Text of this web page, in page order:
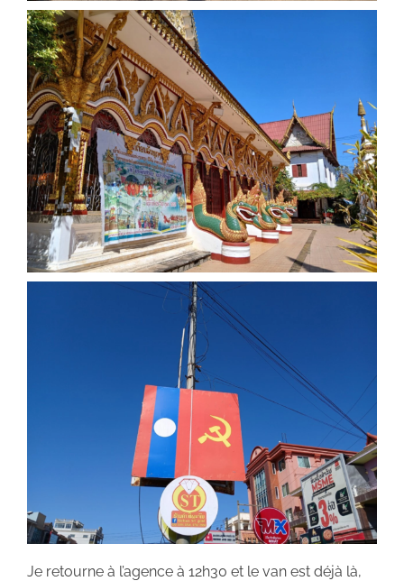
Je retourne à l’agence à 12h30 et le van est déjà là,